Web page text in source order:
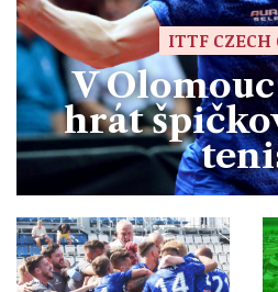
ITTF CZECH
V
hrát